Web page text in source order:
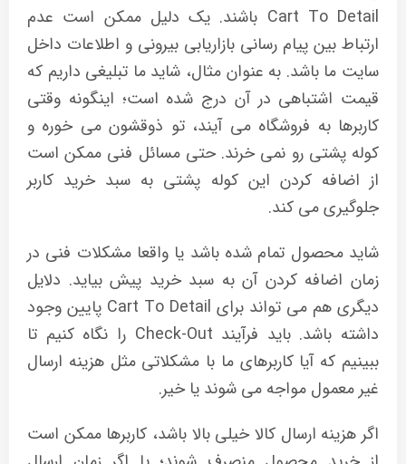
Cart To Detail باشند. یک دلیل ممکن است عدم
ارتباط بین پیام رسانی بازاریابی بیرونی و اطلاعات داخل
سایت ما باشد. به عنوان مثال، شاید ما تبلیغی داریم که
قیمت اشتباهی در آن درج شده است؛ اینگونه وقتی
کاربرها به فروشگاه می آیند، تو ذوقشون می خوره و
کوله پشتی رو نمی خرند. حتی مسائل فنی ممکن است
از اضافه کردن این کوله پشتی به سبد خرید کاربر
جلوگیری می کند.
شاید محصول تمام شده باشد یا واقعا مشکلات فنی در
زمان اضافه کردن آن به سبد خرید پیش بیاید. دلایل
دیگری هم می تواند برای Cart To Detail پایین وجود
داشته باشد. باید فرآیند Check-Out را نگاه کنیم تا
ببینیم که آیا کاربرهای ما با مشکلاتی مثل هزینه ارسال
غیر معمول مواجه می شوند یا خیر.
اگر هزینه ارسال کالا خیلی بالا باشد، کاربرها ممکن است